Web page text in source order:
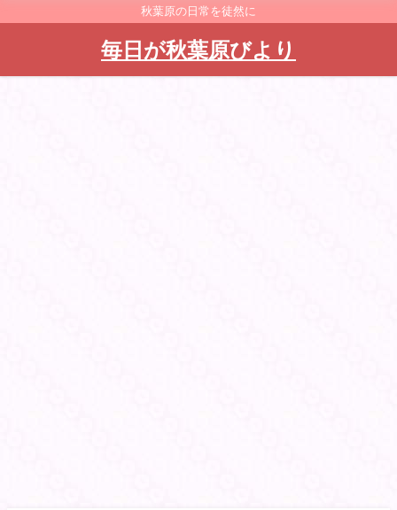
秋葉原の日常を徒然に
毎日が秋葉原びより